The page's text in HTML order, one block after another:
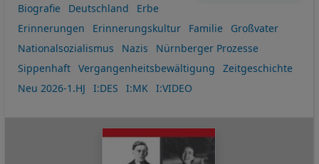
Biografie
Deutschland
Erbe
Erinnerungen
Erinnerungskultur Familie
Großvater
Nationalsozialismus
Nazis
Nürnberger Prozesse
Sippenhaft
Vergangenheitsbewältigung
Zeitgeschichte
Neu 2026-1.HJ
I:DES I:MK I:VIDEO